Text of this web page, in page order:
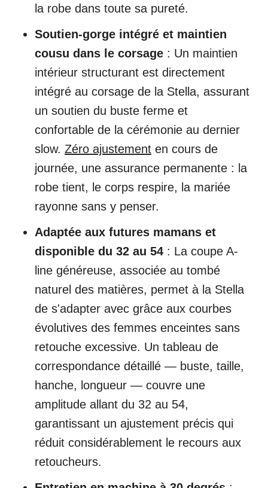
la robe dans toute sa pureté.
Soutien-gorge intégré et maintien
cousu dans le corsage : Un maintien
intérieur structurant est directement
intégré au corsage de la Stella, assurant
un soutien du buste ferme et
confortable de la cérémonie au dernier
slow. Zéro ajustement en cours de
journée, une assurance permanente : la
robe tient, le corps respire, la mariée
rayonne sans y penser.
Adaptée aux futures mamans et
disponible du 32 au 54 : La coupe A-
line généreuse, associée au tombé
naturel des matières, permet à la Stella
de s'adapter avec grâce aux courbes
évolutives des femmes enceintes sans
retouche excessive. Un tableau de
correspondance détaillé — buste, taille,
hanche, longueur — couvre une
amplitude allant du 32 au 54,
garantissant un ajustement précis qui
réduit considérablement le recours aux
retoucheurs.